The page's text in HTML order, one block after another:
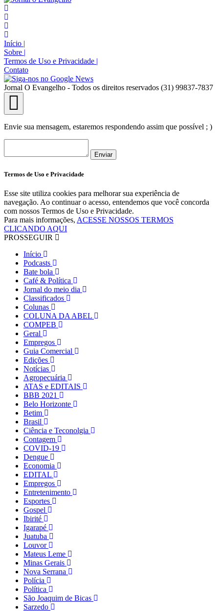
Início |
Sobre |
Termos de Uso e Privacidade |
Contato
Jornal O Evangelho - Todos os direitos reservados (31) 99837-7837
Envie sua mensagem, estaremos respondendo assim que possível ; )
Enviar
Termos de Uso e Privacidade
Esse site utiliza cookies para melhorar sua experiência de
navegação. Ao continuar o acesso, entendemos que você concorda
com nossos Termos de Uso e Privacidade.
Para mais informações, ACESSE NOSSOS TERMOS
CLICANDO AQUI
PROSSEGUIR
Início
Podcasts
Bate bola
Café & Política
Jornal do meio dia
Classificados
Colunas
COLUNA DA ABEL
COMPEB
Geral
Empregos
Guia Comercial
Edições
Notícias
Agropecuária
ATAS e EDITAIS
BBB 2021
Belo Horizonte
Betim
Brasil
Ciência e Teconolgia
Contagem
COVID-19
Dengue
Economia
EDITAL
Empregos
Entretenimento
Esportes
Gospel
Ibirité
Igarapé
Juatuba
Louvor
Mateus Leme
Minas Gerais
Nova Serrana
Polícia
Política
São Joaquim de Bicas
Sarzedo